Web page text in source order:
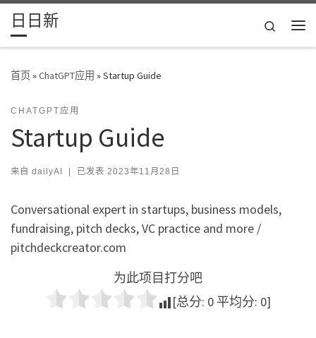
Skip to content
日日新
Search
首页»ChatGPT应用 »Startup Guide
CHATGPT应用
Startup Guide
来自 dailyAI | 已发表 2023年11月28日
Conversational expert in startups, business models,
fundraising, pitch decks, VC practice and more /
pitchdeckcreator.com
为此项目打分吧
[总分: 0 平均分: 0]